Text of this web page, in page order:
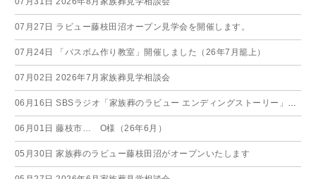
07月27日 ラビュー藤枝田沼オープン見学会を開催します。
07月24日 「バスボム作り教室」開催しました（26年7月籠上）
07月02日 2026年7月家族葬見学相談会
06月16日 SBSラジオ「家族葬のラビュー エンディングストーリー」に弊社スタッフが出演いたしました（26年6月）
06月01日 藤枝市… O様（26年6月）
05月30日 家族葬のラビュー藤枝田沼がオープンいたします